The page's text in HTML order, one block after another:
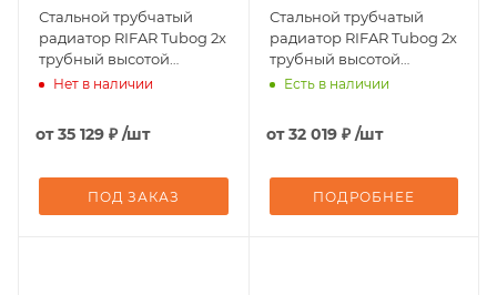
Стальной трубчатый
радиатор RIFAR Tubog 2х
трубный высотой
2200мм 06 секций
подключение - нижнее
одностороннее
Нет в наличии
от35 129 ₽ /шт
ПОД ЗАКАЗ
Стальной трубчатый
радиатор RIFAR Tubog 2х
трубный высотой
1800мм 06 секций
подключение - нижнее
одностороннее,
Есть в наличии
от32 019 ₽ /шт
ПОДРОБНЕЕ